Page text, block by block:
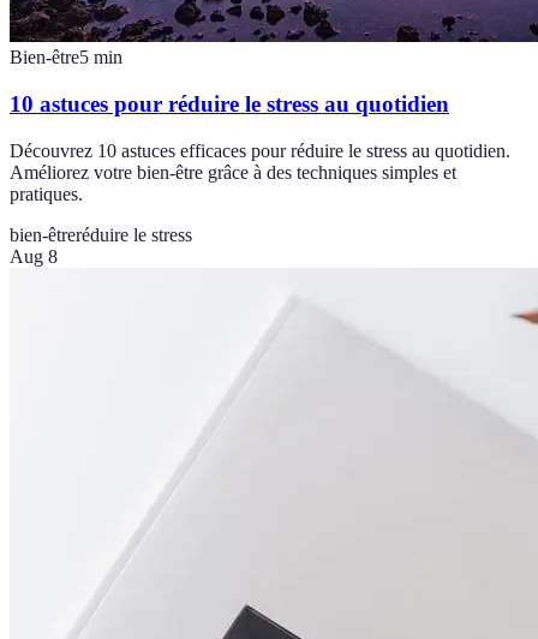
Bien-être5 min
10 astuces pour réduire le stress au quotidien
Découvrez 10 astuces efficaces pour réduire le stress au quotidien.
Améliorez votre bien-être grâce à des techniques simples et
pratiques.
bien-êtreréduire le stress
Aug 8